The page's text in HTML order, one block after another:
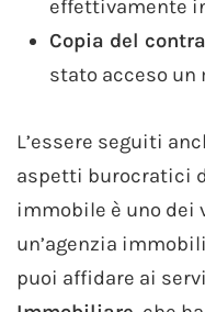
effettivamente
Copia del
stato acceso un
L’essere seguiti
aspetti burocratici
immobile è uno dei
un’agenzia
puoi affidare ai